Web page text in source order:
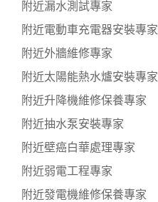
附近漏水測試專家
附近電動車充電器安裝專家
附近外牆維修專家
附近太陽能熱水爐安裝專家
附近升降機維修保養專家
附近抽水泵安裝專家
附近壁癌白華處理專家
附近弱電工程專家
附近發電機維修保養專家